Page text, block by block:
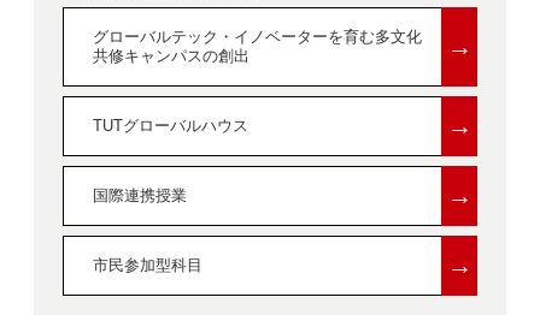
グローバルテック・イノベーターを育む多文化
共修キャンパスの創出
→
TUTグローバルハウス →
国際連携授業 →
市民参加型科目 →